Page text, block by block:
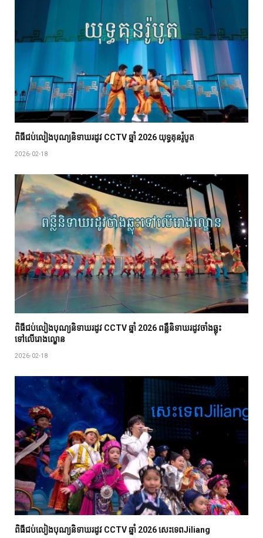
ពិធីជប់លៀង​បុណ្យ​និទាឃរដូវ CCTV ឆ្នាំ 2026 យុទ្ធគុនរ៉ូបូត
2026-02-18
ពិធីជប់លៀង​បុណ្យ​និទាឃរដូវ CCTV ឆ្នាំ 2026 ពន្លឺនិទាឃរដូវចាំងឆ្លុះ
ទៅលើរោងល្ខោន
2026-02-18
ពិធីជប់លៀង​បុណ្យ​និទាឃរដូវ CCTV ឆ្នាំ 2026 សេះទេពJiliang